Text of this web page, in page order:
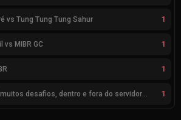
vs Tung Tung Tung Sahur 1
vs MIBR GC 1
1
Saadhak afirma “muitos desafios, dentro e fora do servidor” sobre a jornada até a classificação 1